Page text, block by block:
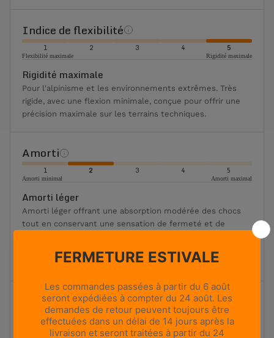
Indice de flexibilité
1 2 3 4 5
Flexibilité maximale Rigidité maximale
Rigidité maximale
Pour l'alpinisme et les environnements extrêmes. Très
rigide, avec une flexion minimale, conçue pour offrir une
précision maximale sur les terrains techniques.
Amorti
1 2 3 4 5
Amorti minimal Amorti maximal
Amorti léger
Amorti léger offrant une absorption modérée des chocs
tout en conservant une sensation de fermeté et de
qui recherchent un équilibre entre perception du terrain
et confort.
TERRAIN